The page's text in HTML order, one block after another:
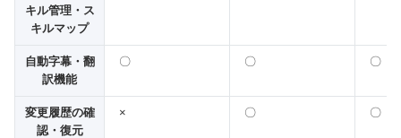
キル管理・ス
キルマップ
自動字幕・翻
訳機能
〇 〇 〇
変更履歴の確
認・復元
× 〇 〇